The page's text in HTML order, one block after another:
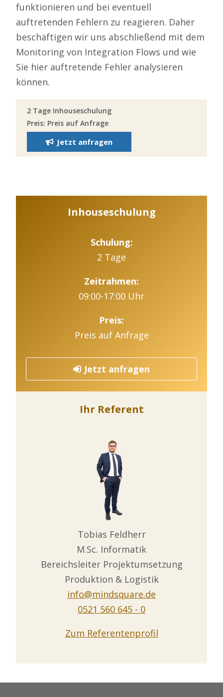
funktionieren und bei eventuell
auftretenden Fehlern zu reagieren. Daher
beschäftigen wir uns abschließend mit dem
Monitoring von Integration Flows und wie
Sie hier auftretende Fehler analysieren
können.
2 Tage Inhouseschulung
Preis: Preis auf Anfrage
Jetzt anfragen
Inhouseschulung
Schulung:
2 Tage
Zeitrahmen:
09:00-17:00 Uhr
Preis:
Preis auf Anfrage
Jetzt anfragen
Ihr Referent
Tobias Feldherr
M.Sc. Informatik
Bereichsleiter Projektumsetzung
Produktion & Logistik
info@mindsquare.de
0521 560 645 - 0
Zum Referentenprofil